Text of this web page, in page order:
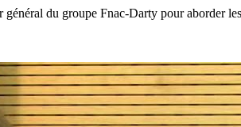
du groupe Fnac-Darty pour aborder